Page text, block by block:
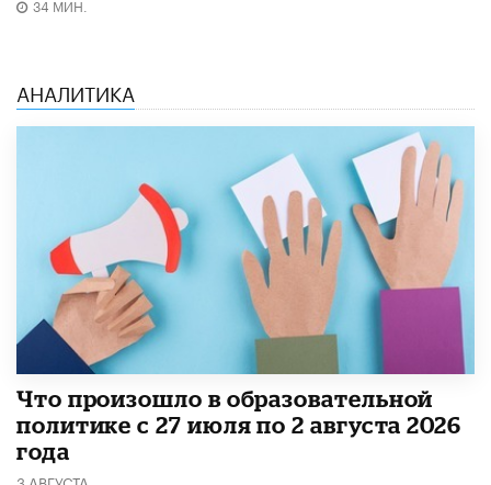
34 МИН.
АНАЛИТИКА
​Что произошло в образовательной
политике с 27 июля по 2 августа 2026
года
3 АВГУСТА